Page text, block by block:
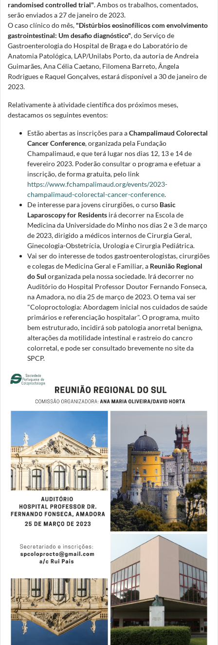
randomised controlled trial". Ambos os trabalhos, comentados,
serão enviados a 27 de janeiro de 2023.
O caso clínico do mês, "Distúrbios eosinofílicos com envolvimento
gastrointestinal: Um desafio diagnóstico", do Serviço de
Gastroenterologia do Hospital de Braga e do Laboratório de
Anatomia Patológica, LAP/Unilabs Porto, da autoria de Andreia
Guimarães, Ana Célia Caetano, Filomena Barreto, Ângela
Rodrigues e Raquel Gonçalves, estará disponível a 30 de janeiro de
2023.
Relativamente à atividade científica dos próximos meses,
destacamos os seguintes eventos:
Estão abertas as inscrições para aChampalimaud Colorectal
Cancer Conference, organizada pela Fundação
Champalimaud, e que terá lugar nos dias 12, 13 e 14 de
fevereiro 2023. Poderão consultar o programa e efetuar a
inscrição, de forma gratuita, pelo link
https://www.fchampalimaud.org/events/2023-
champalimaud-colorectal-cancer-conference.
De interesse para jovens cirurgiões, o curso Basic
Laparoscopy for Residents irá decorrer na Escola de
Medicina da Universidade do Minho nos dias 2 e 3 de março
de 2023, dirigido a médicos internos de Cirurgia Geral,
Ginecologia-Obstetrícia, Urologia e Cirurgia Pediátrica.
Vai ser do interesse de todos gastroenterologistas, cirurgiões
e colegas de Medicina Geral e Familiar, a Reunião Regional
do Sul organizada pela nossa sociedade. Irá decorrer no
Auditório do Hospital Professor Doutor Fernando Fonseca,
na Amadora, no dia 25 de março de 2023. O tema vai ser
"Coloproctologia: Abordagem inicial nos cuidados de saúde
primários e referenciação hospitalar". O programa, muito
bem estruturado, incidirá sob patologia anorretal benigna,
alterações da motilidade intestinal e rastreio do cancro
colorretal, e pode ser consultado brevemente no site da
SPCP.